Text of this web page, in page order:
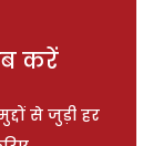
करें
से जुड़ी हर